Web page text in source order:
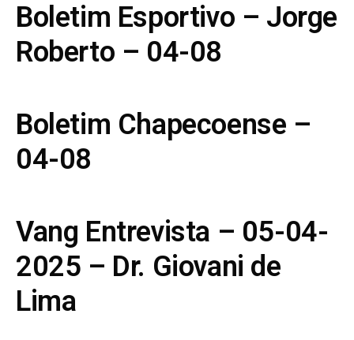
Boletim Esportivo – Jorge
Roberto – 04-08
Boletim Chapecoense –
04-08
Vang Entrevista – 05-04-
2025 – Dr. Giovani de
Lima